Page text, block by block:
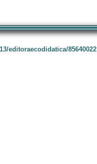
editoraecodidatica/85640022